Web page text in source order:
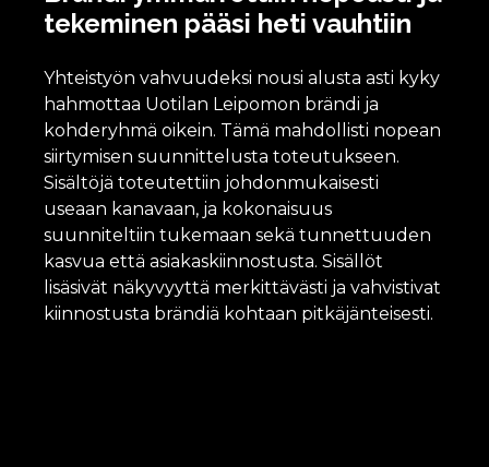
tekeminen pääsi heti vauhtiin
Yhteistyön vahvuudeksi nousi alusta asti kyky
hahmottaa Uotilan Leipomon brändi ja
kohderyhmä oikein. Tämä mahdollisti nopean
siirtymisen suunnittelusta toteutukseen.
Sisältöjä toteutettiin johdonmukaisesti
useaan kanavaan, ja kokonaisuus
suunniteltiin tukemaan sekä tunnettuuden
kasvua että asiakaskiinnostusta. Sisällöt
lisäsivät näkyvyyttä merkittävästi ja vahvistivat
kiinnostusta brändiä kohtaan pitkäjänteisesti.